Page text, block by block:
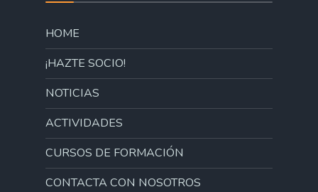
HOME
¡HAZTE SOCIO!
NOTICIAS
ACTIVIDADES
CURSOS DE FORMACIÓN
CONTACTA CON NOSOTROS